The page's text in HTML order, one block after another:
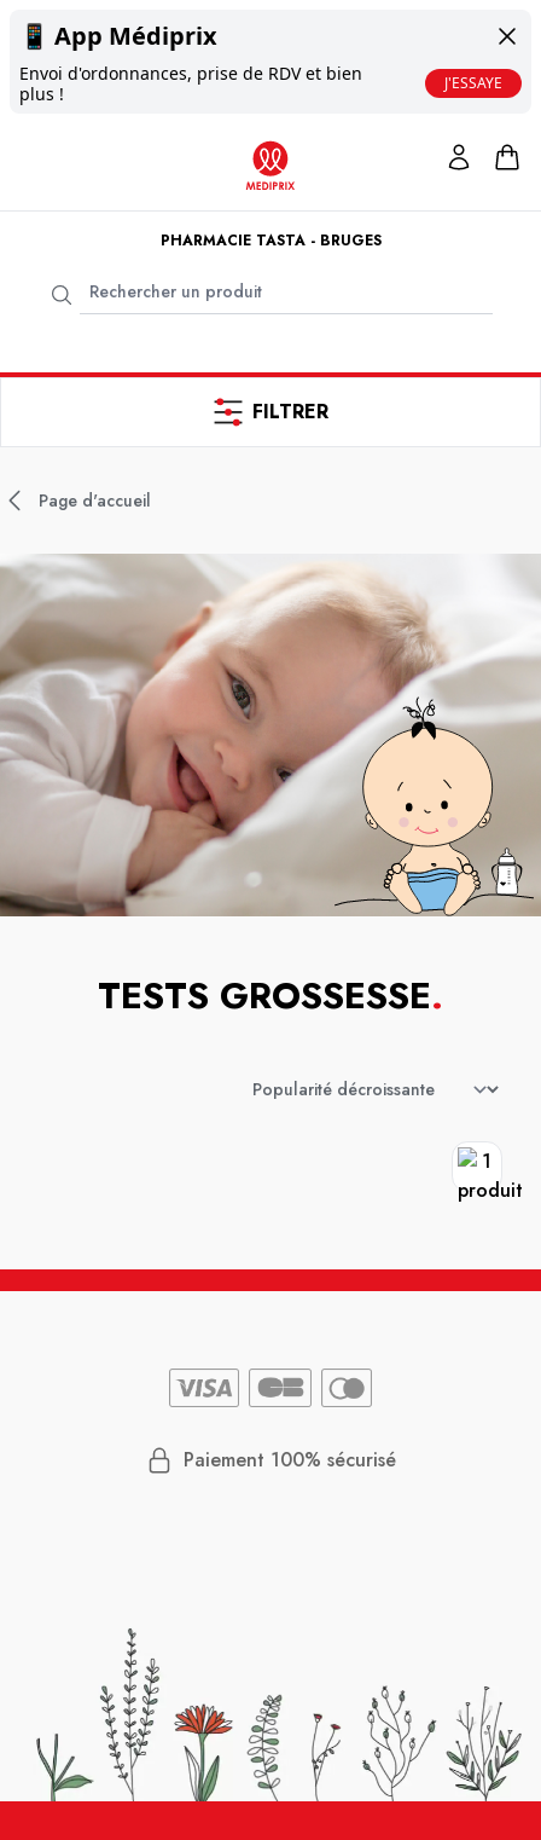
📱 App Médiprix
Envoi d'ordonnances, prise de RDV et bien
plus !
J'ESSAYE
PHARMACIE TASTA - BRUGES
FILTRER
Page d'accueil
TESTS GROSSESSE.
Paiement 100% sécurisé